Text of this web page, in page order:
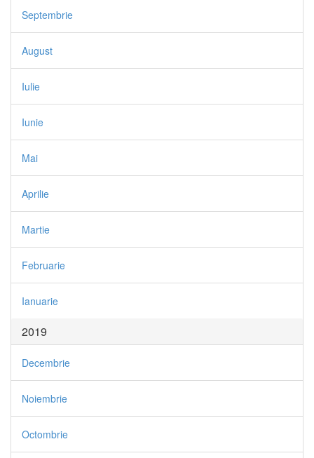
Septembrie
August
Iulie
Iunie
Mai
Aprilie
Martie
Februarie
Ianuarie
2019
Decembrie
Noiembrie
Octombrie